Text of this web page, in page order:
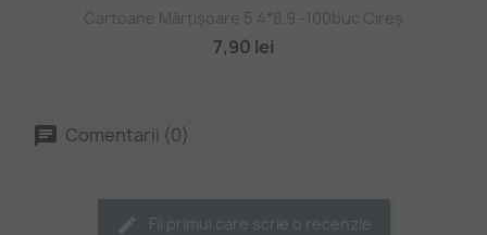
Cartoane Mărțișoare 5.4*8.9 -100buc Cireș
7,90 lei
Comentarii (0)
Fii primul care scrie o recenzie